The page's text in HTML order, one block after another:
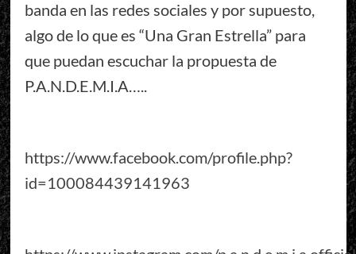
banda en las redes sociales y por supuesto,
algo de lo que es “Una Gran Estrella” para
que puedan escuchar la propuesta de
P.A.N.D.E.M.I.A…..
https://www.facebook.com/profile.php?
id=100084439141963